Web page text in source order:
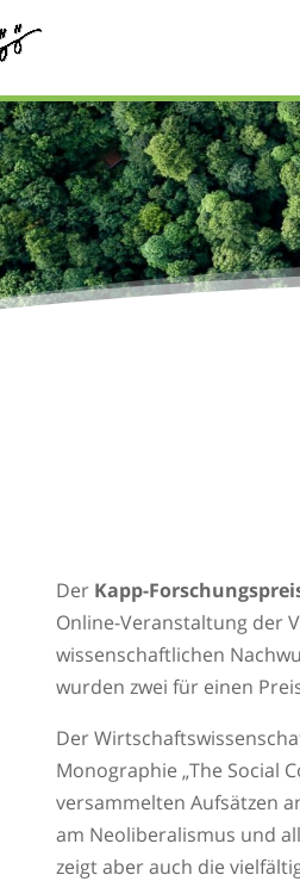
Der Kapp-
Online-Veranstaltung der
wissenschaftlichen
wurden zwei für einen
Der
Monographie „The Social
versammelten Aufsätzen
am Neoliberalismus und
zeigt aber auch die